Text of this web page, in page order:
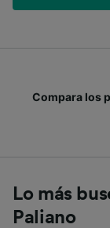
de tren
Lo más
Paliano